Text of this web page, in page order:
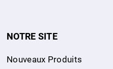
NOTRE SITE
Nouveaux Produits